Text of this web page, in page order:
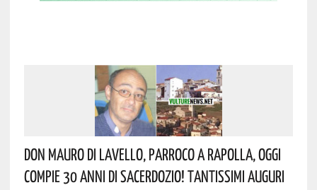
Don Mauro Di Lavello, Parroco A Rapolla, Oggi
Compie 30 Anni Di Sacerdozio! Tantissimi Auguri